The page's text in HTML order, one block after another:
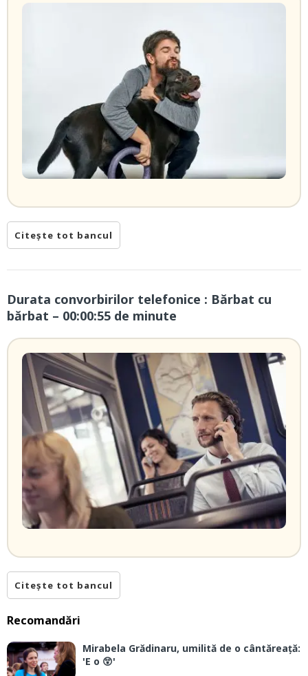
Citește tot bancul
Durata convorbirilor telefonice : Bărbat cu
bărbat – 00:00:55 de minute
Citește tot bancul
Recomandări
Mirabela Grădinaru, umilită de o cântăreață:
'E o 😲'